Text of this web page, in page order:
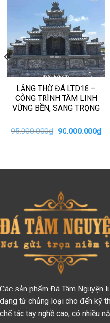
LĂNG THỜ ĐÁ LTD18 –
CÔNG TRÌNH TÂM LINH
VỮNG BỀN, SANG TRỌNG
95.000.000₫ Giá
90.000.000₫Giá
hiện
Các sản phẩm Đá Tâm Nguyện
dạng từ chủng loại cho đến kỹ
chế tác tay nghề cao, có nhiều